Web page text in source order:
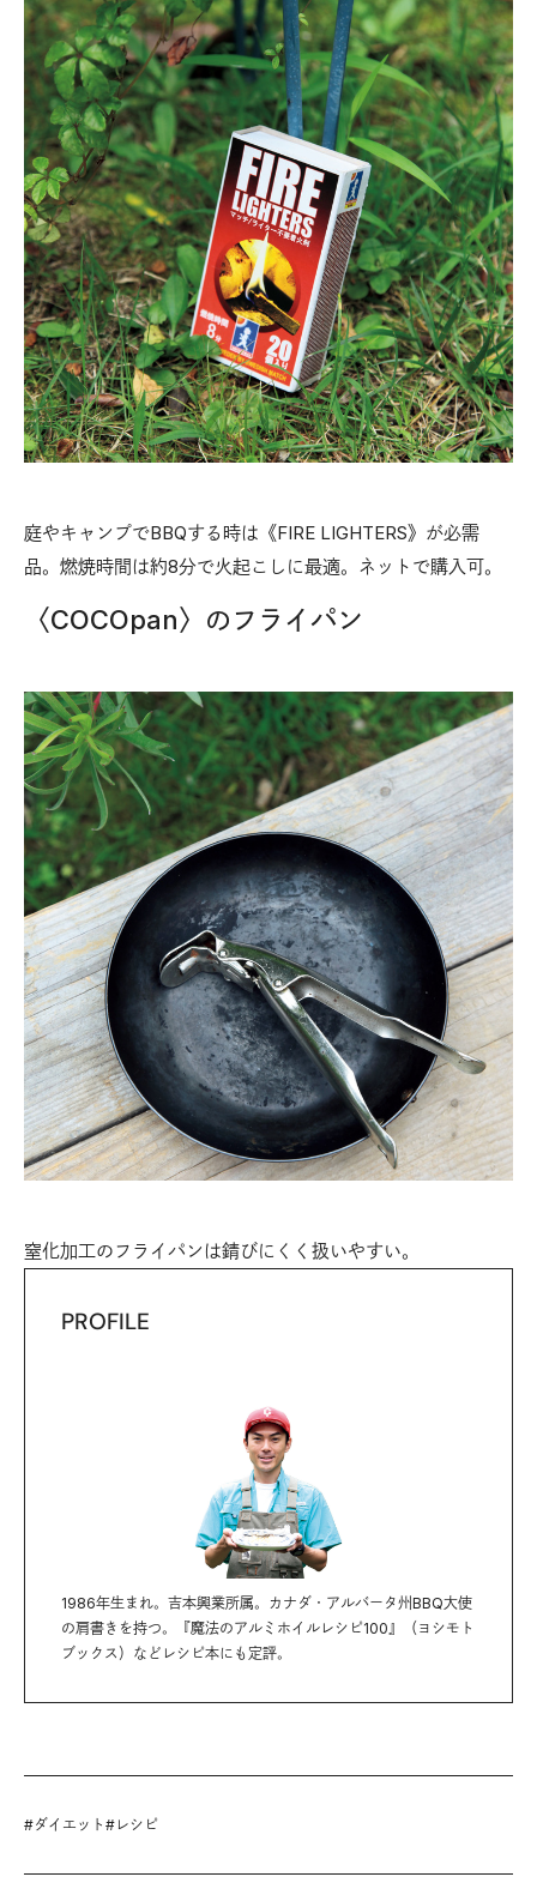
庭やキャンプでBBQする時は《FIRE LIGHTERS》が必需
品。燃焼時間は約8分で火起こしに最適。ネットで購入可。
〈COCOpan〉のフライパン
窒化加工のフライパンは錆びにくく扱いやすい。
PROFILE
1986年生まれ。吉本興業所属。カナダ・アルバータ州BBQ大使
の肩書きを持つ。『魔法のアルミホイルレシピ100』（ヨシモト
ブックス）などレシピ本にも定評。
#ダイエット # レシピ